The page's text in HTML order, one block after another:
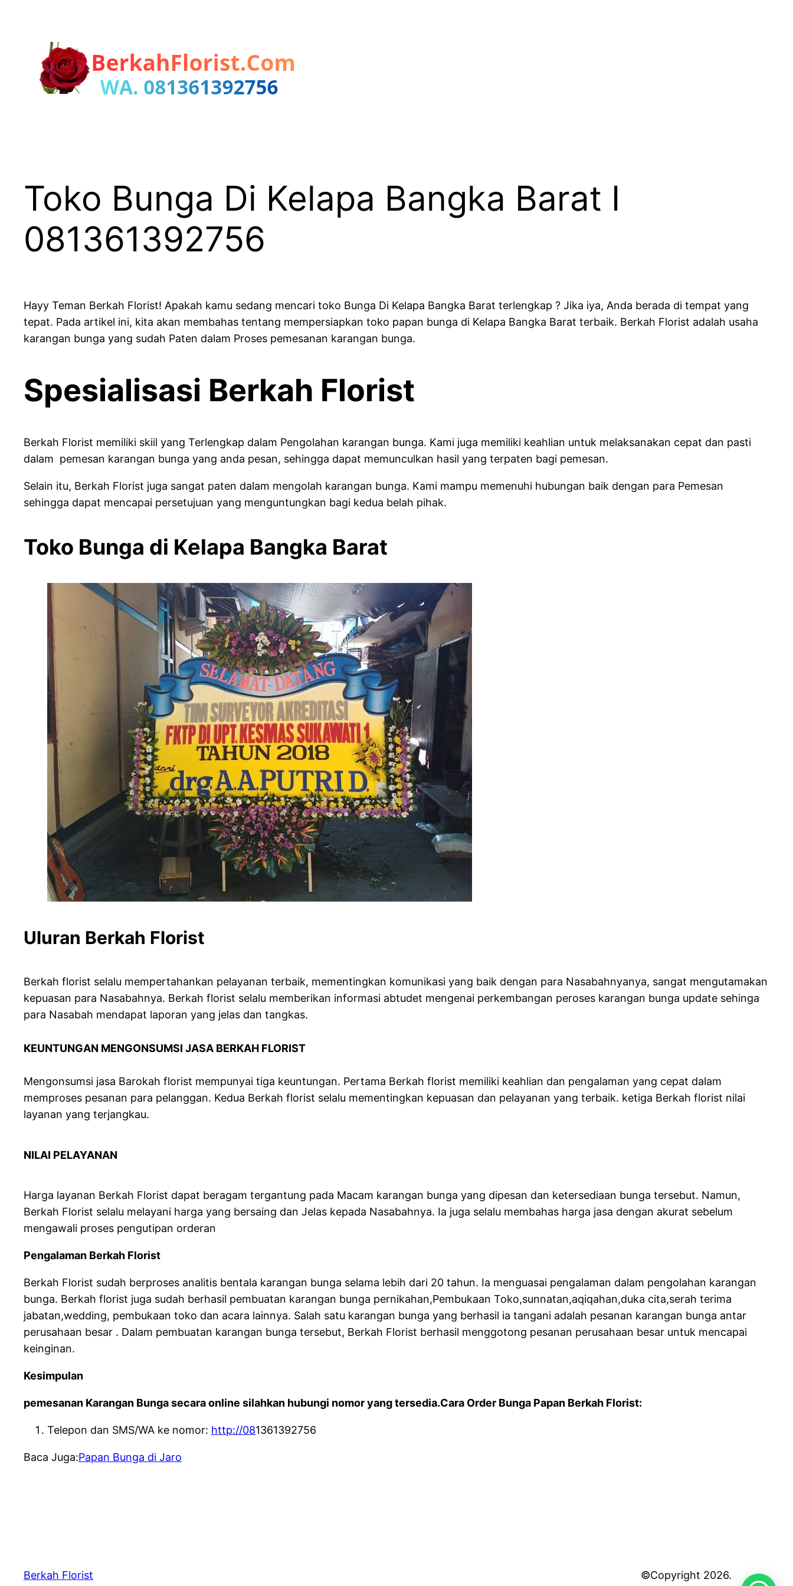
Toko Bunga Di Kelapa Bangka Barat I
081361392756
Hayy Teman Berkah Florist! Apakah kamu sedang mencari toko Bunga Di Kelapa Bangka Barat terlengkap ? Jika iya, Anda berada di tempat yang
tepat. Pada artikel ini, kita akan membahas tentang mempersiapkan toko papan bunga di Kelapa Bangka Barat terbaik. Berkah Florist adalah usaha
karangan bunga yang sudah Paten dalam Proses pemesanan karangan bunga.
Spesialisasi Berkah Florist
Berkah Florist memiliki skiil yang Terlengkap dalam Pengolahan karangan bunga. Kami juga memiliki keahlian untuk melaksanakan cepat dan pasti
dalam pemesan karangan bunga yang anda pesan, sehingga dapat memunculkan hasil yang terpaten bagi pemesan.
Selain itu, Berkah Florist juga sangat paten dalam mengolah karangan bunga. Kami mampu memenuhi hubungan baik dengan para Pemesan
sehingga dapat mencapai persetujuan yang menguntungkan bagi kedua belah pihak.
Toko Bunga di Kelapa Bangka Barat
Uluran Berkah Florist
Berkah florist selalu mempertahankan pelayanan terbaik, mementingkan komunikasi yang baik dengan para Nasabahnyanya, sangat mengutamakan
kepuasan para Nasabahnya. Berkah florist selalu memberikan informasi abtudet mengenai perkembangan peroses karangan bunga update sehinga
para Nasabah mendapat laporan yang jelas dan tangkas.
KEUNTUNGAN MENGONSUMSI JASA BERKAH FLORIST
Mengonsumsi jasa Barokah florist mempunyai tiga keuntungan. Pertama Berkah florist memiliki keahlian dan pengalaman yang cepat dalam
memproses pesanan para pelanggan. Kedua Berkah florist selalu mementingkan kepuasan dan pelayanan yang terbaik. ketiga Berkah florist nilai
layanan yang terjangkau.
NILAI PELAYANAN
Harga layanan Berkah Florist dapat beragam tergantung pada Macam karangan bunga yang dipesan dan ketersediaan bunga tersebut. Namun,
Berkah Florist selalu melayani harga yang bersaing dan Jelas kepada Nasabahnya. Ia juga selalu membahas harga jasa dengan akurat sebelum
mengawali proses pengutipan orderan
Pengalaman Berkah Florist
Berkah Florist sudah berproses analitis bentala karangan bunga selama lebih dari 20 tahun. Ia menguasai pengalaman dalam pengolahan karangan
bunga. Berkah florist juga sudah berhasil pembuatan karangan bunga pernikahan,Pembukaan Toko,sunnatan,aqiqahan,duka cita,serah terima
jabatan,wedding, pembukaan toko dan acara lainnya. Salah satu karangan bunga yang berhasil ia tangani adalah pesanan karangan bunga antar
perusahaan besar . Dalam pembuatan karangan bunga tersebut, Berkah Florist berhasil menggotong pesanan perusahaan besar untuk mencapai
keinginan.
Kesimpulan
pemesanan Karangan Bunga secara online silahkan hubungi nomor yang tersedia.Cara Order Bunga Papan Berkah Florist:
Telepon dan SMS/WA ke nomor: http://081361392756
Baca Juga:Papan Bunga di Jaro
Berkah Florist ©Copyright 2026.